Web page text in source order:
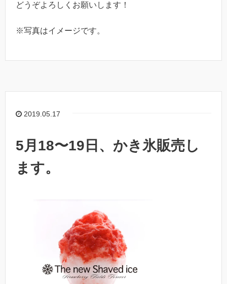
どうぞよろしくお願いします！
※写真はイメージです。
2019.05.17
5月18〜19日、かき氷販売し
ます。